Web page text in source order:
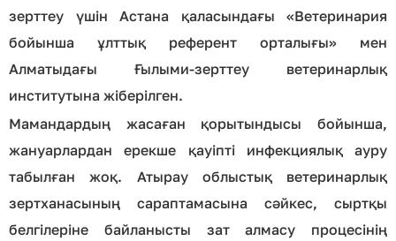
зерттеу үшін Астана қаласындағы «Ветеринария
бойынша ұлттық референт орталығы» мен
Алматыдағы Ғылыми-зерттеу ветеринарлық
институтына жіберілген.
Мамандардың жасаған қорытындысы бойынша,
жануарлардан ерекше қауіпті инфекциялық ауру
табылған жоқ. Атырау облыстық ветеринарлық
зертханасының сараптамасына сәйкес, сыртқы
белгілеріне байланысты зат алмасу процесінің